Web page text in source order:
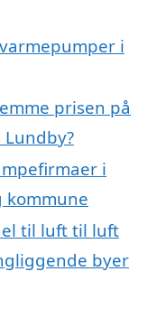
i
prisen på
i
kommune
til luft til luft
byer